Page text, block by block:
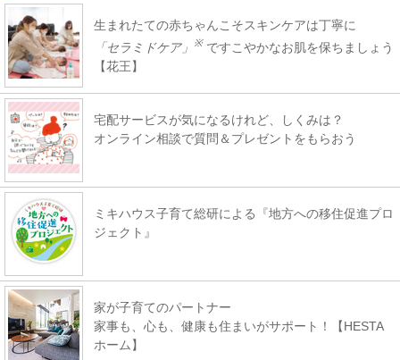
生まれたての赤ちゃんこそスキンケアは丁寧に
「セラミドケア」
※ ですこやかなお肌を保ちましょう
【花王】
宅配サービスが気になるけれど、しくみは？
オンライン相談で質問＆プレゼントをもらおう
ミキハウス子育て総研による『地方への移住促進プロ
ジェクト』
家が子育てのパートナー
家事も、心も、健康も住まいがサポート！【HESTA
ホーム】